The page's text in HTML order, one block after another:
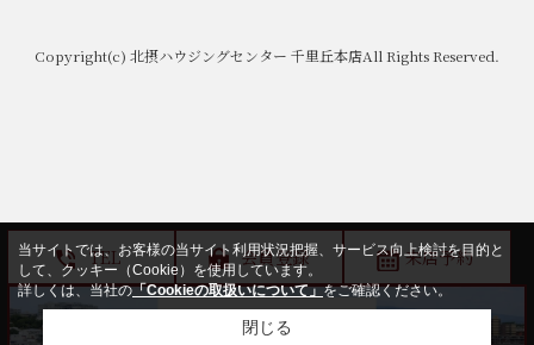
Copyright(c) 北摂ハウジングセンター 千里丘本店All Rights Reserved.
TEL 会員登録 来店予約
当サイトでは、お客様の当サイト利用状況把握、サービス向上検討を目的と
して、クッキー（Cookie）を使用しています。
詳しくは、当社の「Cookieの取扱いについて」をご確認ください。
閉じる